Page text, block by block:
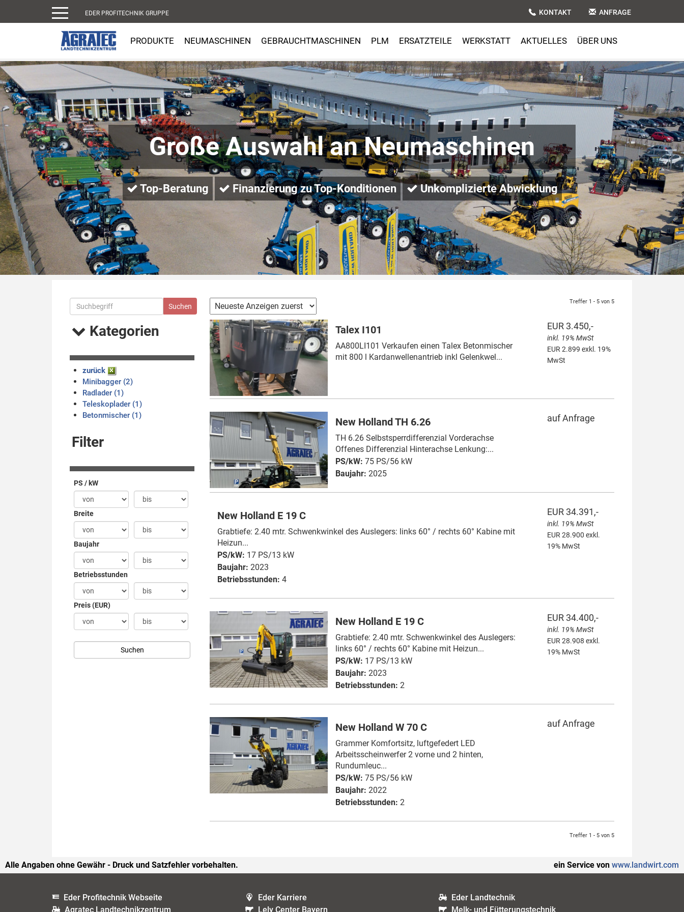
EDER PROFITECHNIK GRUPPE KONTAKT ANFRAGE
PRODUKTE NEUMASCHINEN GEBRAUCHTMASCHINEN PLM ERSATZTEILE WERKSTATT AKTUELLES ÜBER UNS
Große Auswahl an Neumaschinen
Top-Beratung Finanzierung zu Top-Konditionen Unkomplizierte Abwicklung
Kategorien
zurück
Minibagger (2)
Radlader (1)
Teleskoplader (1)
Betonmischer (1)
Filter
PS / kW
Breite
Baujahr
Betriebsstunden
Preis (EUR)
Treffer 1 - 5 von 5
Talex I101
AA800LI101 Verkaufen einen Talex Betonmischer
mit 800 l Kardanwellenantrieb inkl Gelenkwel...
EUR 3.450,-
inkl. 19% MwSt
EUR 2.899 exkl. 19%
MwSt
New Holland TH 6.26
TH 6.26 Selbstsperrdifferenzial Vorderachse
Offenes Differenzial Hinterachse Lenkung:...
PS/kW: 75 PS/56 kW
Baujahr: 2025
auf Anfrage
New Holland E 19 C
Grabtiefe: 2.40 mtr. Schwenkwinkel des Auslegers: links 60° / rechts 60° Kabine mit
Heizun...
PS/kW: 17 PS/13 kW
Baujahr: 2023
Betriebsstunden: 4
EUR 34.391,-
inkl. 19% MwSt
EUR 28.900 exkl.
19% MwSt
New Holland E 19 C
Grabtiefe: 2.40 mtr. Schwenkwinkel des Auslegers:
links 60° / rechts 60° Kabine mit Heizun...
PS/kW: 17 PS/13 kW
Baujahr: 2023
Betriebsstunden: 2
EUR 34.400,-
inkl. 19% MwSt
EUR 28.908 exkl.
19% MwSt
New Holland W 70 C
Grammer Komfortsitz, luftgefedert LED
Arbeitsscheinwerfer 2 vorne und 2 hinten,
Rundumleuc...
PS/kW: 75 PS/56 kW
Baujahr: 2022
Betriebsstunden: 2
auf Anfrage
Treffer 1 - 5 von 5
Alle Angaben ohne Gewähr - Druck und Satzfehler vorbehalten. ein Service von www.landwirt.com
Eder Profitechnik Webseite Eder Karriere
Eder Landtechnik
Agratec Landtechnikzentrum
Lely Center Bayern Melk- und Fütterungstechnik